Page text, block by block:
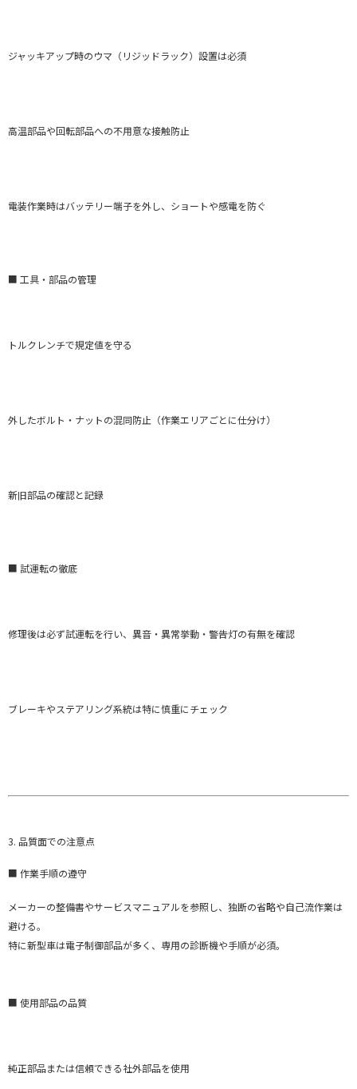
ジャッキアップ時のウマ（リジッドラック）設置は必須
高温部品や回転部品への不用意な接触防止
電装作業時はバッテリー端子を外し、ショートや感電を防ぐ
■ 工具・部品の管理
トルクレンチで規定値を守る
外したボルト・ナットの混同防止（作業エリアごとに仕分け）
新旧部品の確認と記録
■ 試運転の徹底
修理後は必ず試運転を行い、異音・異常挙動・警告灯の有無を確認
ブレーキやステアリング系統は特に慎重にチェック
3. 品質面での注意点
■ 作業手順の遵守
メーカーの整備書やサービスマニュアルを参照し、独断の省略や自己流作業は
避ける。
特に新型車は電子制御部品が多く、専用の診断機や手順が必須。
■ 使用部品の品質
純正部品または信頼できる社外部品を使用